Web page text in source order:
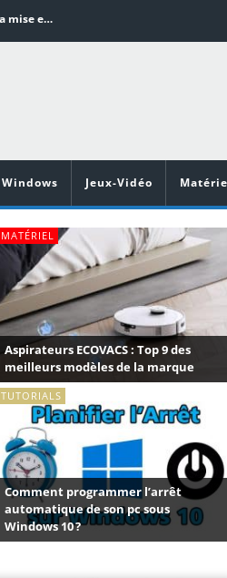
Word en PDF : les outils qui respectent la mise en page
Vidéoprojecteurs Asus : Top 6 des meilleurs modèles de la marque
Windows Jeux-Vidéo
MATÉRIEL
Aspirateurs ECOVACS : Top 9 des
meilleurs modèles de la marque
TUTORIALS
Comment programmer l’arrêt
automatique de son pc sous
Windows 10 ?